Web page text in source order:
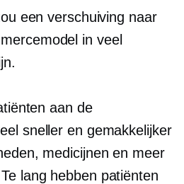
een verschuiving naar
in veel
aan de
sneller en gemakkelijker
medicijnen en meer
lang hebben patiënten